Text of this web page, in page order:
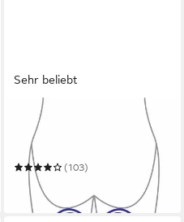
Sehr beliebt
HYDAS
Beckenbodentrainer für eine
kräftige Becken- und
Unterleibsmuskulatur
(103)
19,99 €
in 1-2 Werktagen bei dir